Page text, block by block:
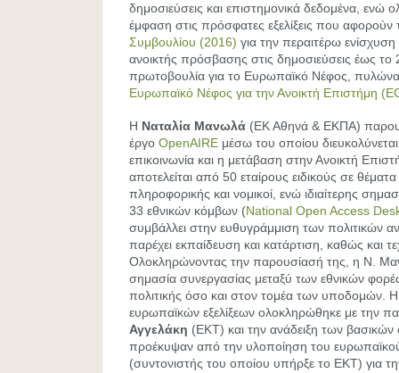
δημοσιεύσεις και επιστημονικά δεδομένα, ενώ
έμφαση στις πρόσφατες εξελίξεις που αφορούν
Συμβουλίου (2016) για την περαιτέρω
ανοικτής πρόσβασης στις δημοσιεύσεις έως
πρωτοβουλία για το Ευρωπαϊκό Νέφος,
Ευρωπαϊκό Νέφος για την Ανοικτή Επιστήμη
Η Ναταλία Μανωλά (ΕΚ Αθηνά & ΕΚΠΑ)
έργο OpenAIRE μέσω του οποίου
επικοινωνία και η μετάβαση στην Ανοικτή
αποτελείται από 50 εταίρους ειδικούς σε
πληροφορικής και νομικοί, ενώ ιδιαίτερης
33 εθνικών κόμβων (National Open Access
συμβάλλει στην ευθυγράμμιση των πολιτικών
παρέχει εκπαίδευση και κατάρτιση, καθώς και
Ολοκληρώνοντας την παρουσίασή της, η Ν.
σημασία συνεργασίας μεταξύ των εθνικών
πολιτικής όσο και στον τομέα των υποδομών.
ευρωπαϊκών εξελίξεων ολοκληρώθηκε με την
Αγγελάκη (ΕΚΤ) και την ανάδειξη των
προέκυψαν από την υλοποίηση του
(συντονιστής του οποίου υπήρξε το ΕΚΤ) για